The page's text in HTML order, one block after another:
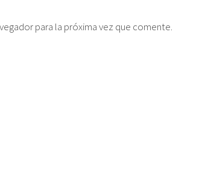
para la próxima vez que comente.